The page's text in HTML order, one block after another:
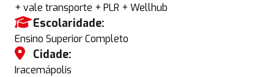
+ vale transporte + PLR + Wellhub
Escolaridade:
Ensino Superior Completo
Cidade:
Iracemápolis